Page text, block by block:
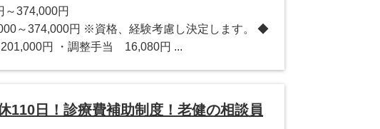
～374,000円
～374,000円 ※資格、経験考慮し決定します。 ◆
円 ・調整手当 16,080円 ...
110日！診療費補助制度！老健の相談員